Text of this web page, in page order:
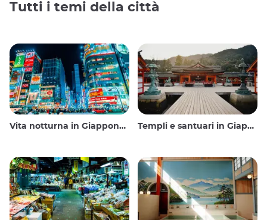
Tutti i temi della città
Vita notturna in Giappone: uscire, vedere e bere Templi e santuari in Giappone